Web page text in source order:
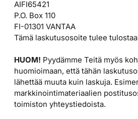
AIFI65421
P.O. Box 110
FI-01301 VANTAA
Tämä laskutusosoite tulee
HUOM! Pyydämme Teitä myös
huomioimaan, että tähän
lähettää muuta kuin laskuja.
markkinointimateriaalien
toimiston yhteystiedoista.